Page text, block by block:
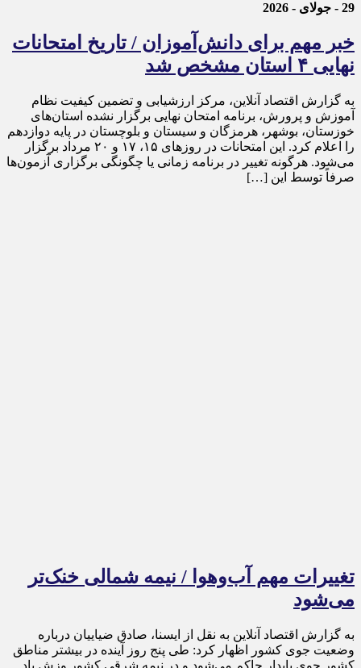
29 - جولای - 2026
خبر مهم برای دانش‌آموزان / تاریخ امتحانات
نهایی ۴ استان مشخص شد
به گزارش اقتصاد آنلاین، مرکز ارزشیابی و تضمین کیفیت نظام
آموزش و پرورش، برنامه امتحان نهایی برگزار نشده استان‌های
خوزستان، بوشهر، هرمزگان و سیستان و بلوچستان در پایه دوازدهم
را اعلام کرد. این امتحانات در روز‌های ۱۵، ۱۷ و ۲۰ مرداد برگزار
می‌شود. هرگونه تغییر در برنامه زمانی یا چگونگی برگزاری آزمون‌ها
صرفاً توسط این […]
تغییرات مهم آب‌وهوا / نیمه شمالی خنک‌تر
می‌شود
به گزارش اقتصاد آنلاین به نقل از ایسنا، صادق ضیاییان درباره
وضعیت جوی کشور اظهار کرد: طی پنج روز آینده در بیشتر مناطق
کشور جوی پایدار حاکم می‌شود و در نیمه شرقی کشور وزش باد